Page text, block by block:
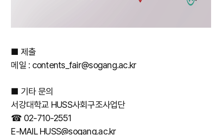
■ 제출
메일 : contents_fair@sogang.ac.kr
■ 기타 문의
서강대학교 HUSS사회구조사업단
☎ 02-710-2551
E-MAIL HUSS@sogang.ac.kr